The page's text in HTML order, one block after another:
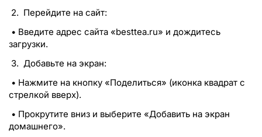
2. Перейдите на сайт:
• Введите адрес сайта «besttea.ru» и дождитесь
загрузки.
3. Добавьте на экран:
• Нажмите на кнопку «Поделиться» (иконка квадрат с
стрелкой вверх).
• Прокрутите вниз и выберите «Добавить на экран
домашнего».